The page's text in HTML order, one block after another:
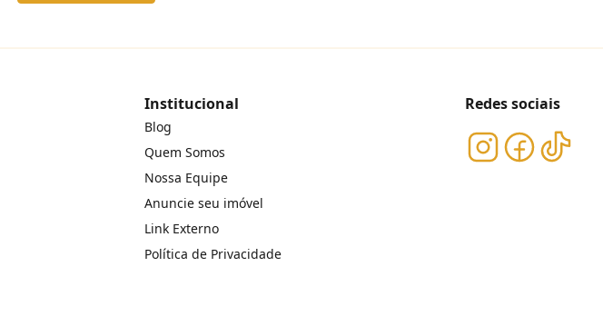
Institucional
Blog
Quem Somos
Nossa Equipe
Anuncie seu imóvel
Link Externo
Política de Privacidade
Redes sociais